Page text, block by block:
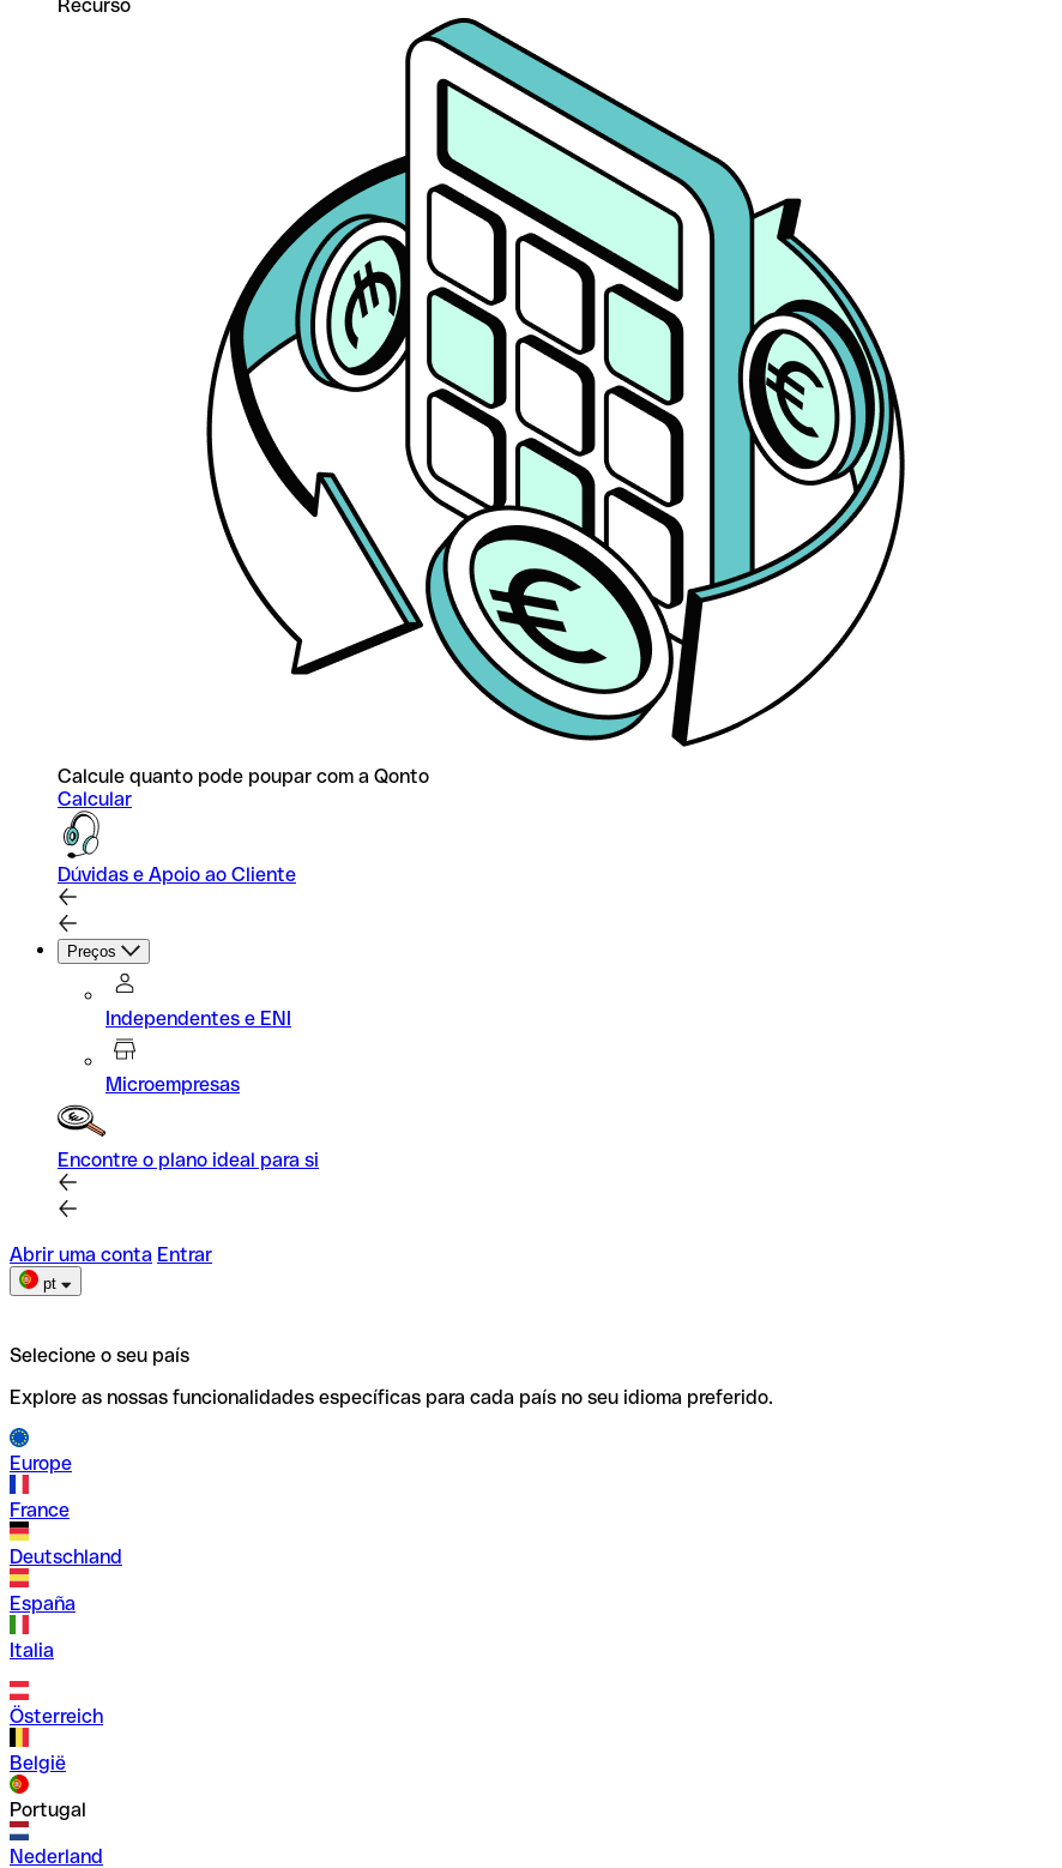
Recurso
Calcule quanto pode poupar com a Qonto
Calcular
Dúvidas e Apoio ao Cliente
Preços
Independentes e ENI
Microempresas
Encontre o plano ideal para si
Abrir uma conta Entrar
pt
Selecione o seu país
Explore as nossas funcionalidades específicas para cada país no seu idioma preferido.
Europe
France
Deutschland
España
Italia
Österreich
België
Portugal
Nederland